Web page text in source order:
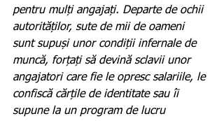
pentru mulți angajați. Departe de ochii
autorităților, sute de mii de oameni
sunt supuși unor condiții infernale de
muncă, forțați să devină sclavii unor
angajatori care fie le opresc salariile, le
confiscă cărțile de identitate sau îi
supune la un program de lucru